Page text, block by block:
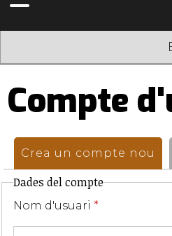
Compte
Pestanyes
primàries
Crea un compte nou
Dades del compte
Nom d'usuari *